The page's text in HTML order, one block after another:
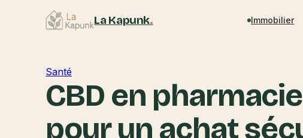
La Kapunk. Immobilier
Santé
CBD en
pour un achat